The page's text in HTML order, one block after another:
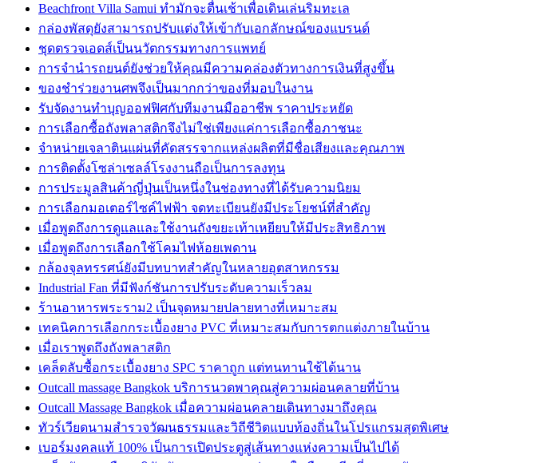
Beachfront Villa Samui ทำมักจะตื่นเช้าเพื่อเดินเล่นริมทะเล
กล่องพัสดุยังสามารถปรับแต่งให้เข้ากับเอกลักษณ์ของแบรนด์
ชุดตรวจเอดส์เป็นนวัตกรรมทางการแพทย์
การจำนำรถยนต์ยังช่วยให้คุณมีความคล่องตัวทางการเงินที่สูงขึ้น
ของชำร่วยงานศพจึงเป็นมากกว่าของที่มอบในงาน
รับจัดงานทำบุญออฟฟิศกับทีมงานมืออาชีพ ราคาประหยัด
การเลือกซื้อถังพลาสติกจึงไม่ใช่เพียงแค่การเลือกซื้อภาชนะ
จำหน่ายเจลาตินแผ่นที่คัดสรรจากแหล่งผลิตที่มีชื่อเสียงและคุณภาพ
การติดตั้งโซล่าเซลล์โรงงานถือเป็นการลงทุน
การประมูลสินค้าญี่ปุ่นเป็นหนึ่งในช่องทางที่ได้รับความนิยม
การเลือกมอเตอร์ไซค์ไฟฟ้า จดทะเบียนยังมีประโยชน์ที่สำคัญ
เมื่อพูดถึงการดูแลและใช้งานถังขยะเท้าเหยียบให้มีประสิทธิภาพ
เมื่อพูดถึงการเลือกใช้โคมไฟห้อยเพดาน
กล้องจุลทรรศน์ยังมีบทบาทสำคัญในหลายอุตสาหกรรม
Industrial Fan ที่มีฟังก์ชันการปรับระดับความเร็วลม
ร้านอาหารพระราม2 เป็นจุดหมายปลายทางที่เหมาะสม
เทคนิคการเลือกกระเบื้องยาง PVC ที่เหมาะสมกับการตกแต่งภายในบ้าน
เมื่อเราพูดถึงถังพลาสติก
เคล็ดลับซื้อกระเบื้องยาง SPC ราคาถูก แต่ทนทานใช้ได้นาน
Outcall massage Bangkok บริการนวดพาคุณสู่ความผ่อนคลายที่บ้าน
Outcall Massage Bangkok เมื่อความผ่อนคลายเดินทางมาถึงคุณ
ทัวร์เวียดนามสำรวจวัฒนธรรมและวิถีชีวิตแบบท้องถิ่นในโปรแกรมสุดพิเศษ
เบอร์มงคลแท้ 100% เป็นการเปิดประตูสู่เส้นทางแห่งความเป็นไปได้